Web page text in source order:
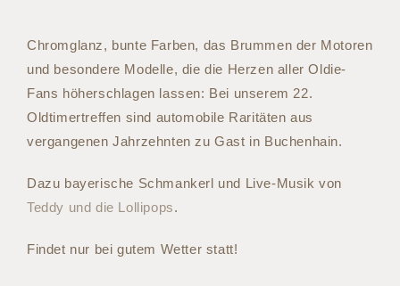
Chromglanz, bunte Farben, das Brummen der Motoren
und besondere Modelle, die die Herzen aller Oldie-
Fans höherschlagen lassen: Bei unserem 22.
Oldtimertreffen sind automobile Raritäten aus
vergangenen Jahrzehnten zu Gast in Buchenhain.
Dazu bayerische Schmankerl und Live-Musik von
Teddy und die Lollipops.
Findet nur bei gutem Wetter statt!